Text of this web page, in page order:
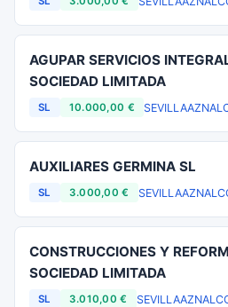
AGUPAR SERVICIOS
SOCIEDAD LIMITADA
SL 10.000,00 € SEVILLA
AUXILIARES GERMINA SL
SL 3.000,00 € SEVILLA
CONSTRUCCIONES Y
SOCIEDAD LIMITADA
SL 3.010,00 € SEVILLA